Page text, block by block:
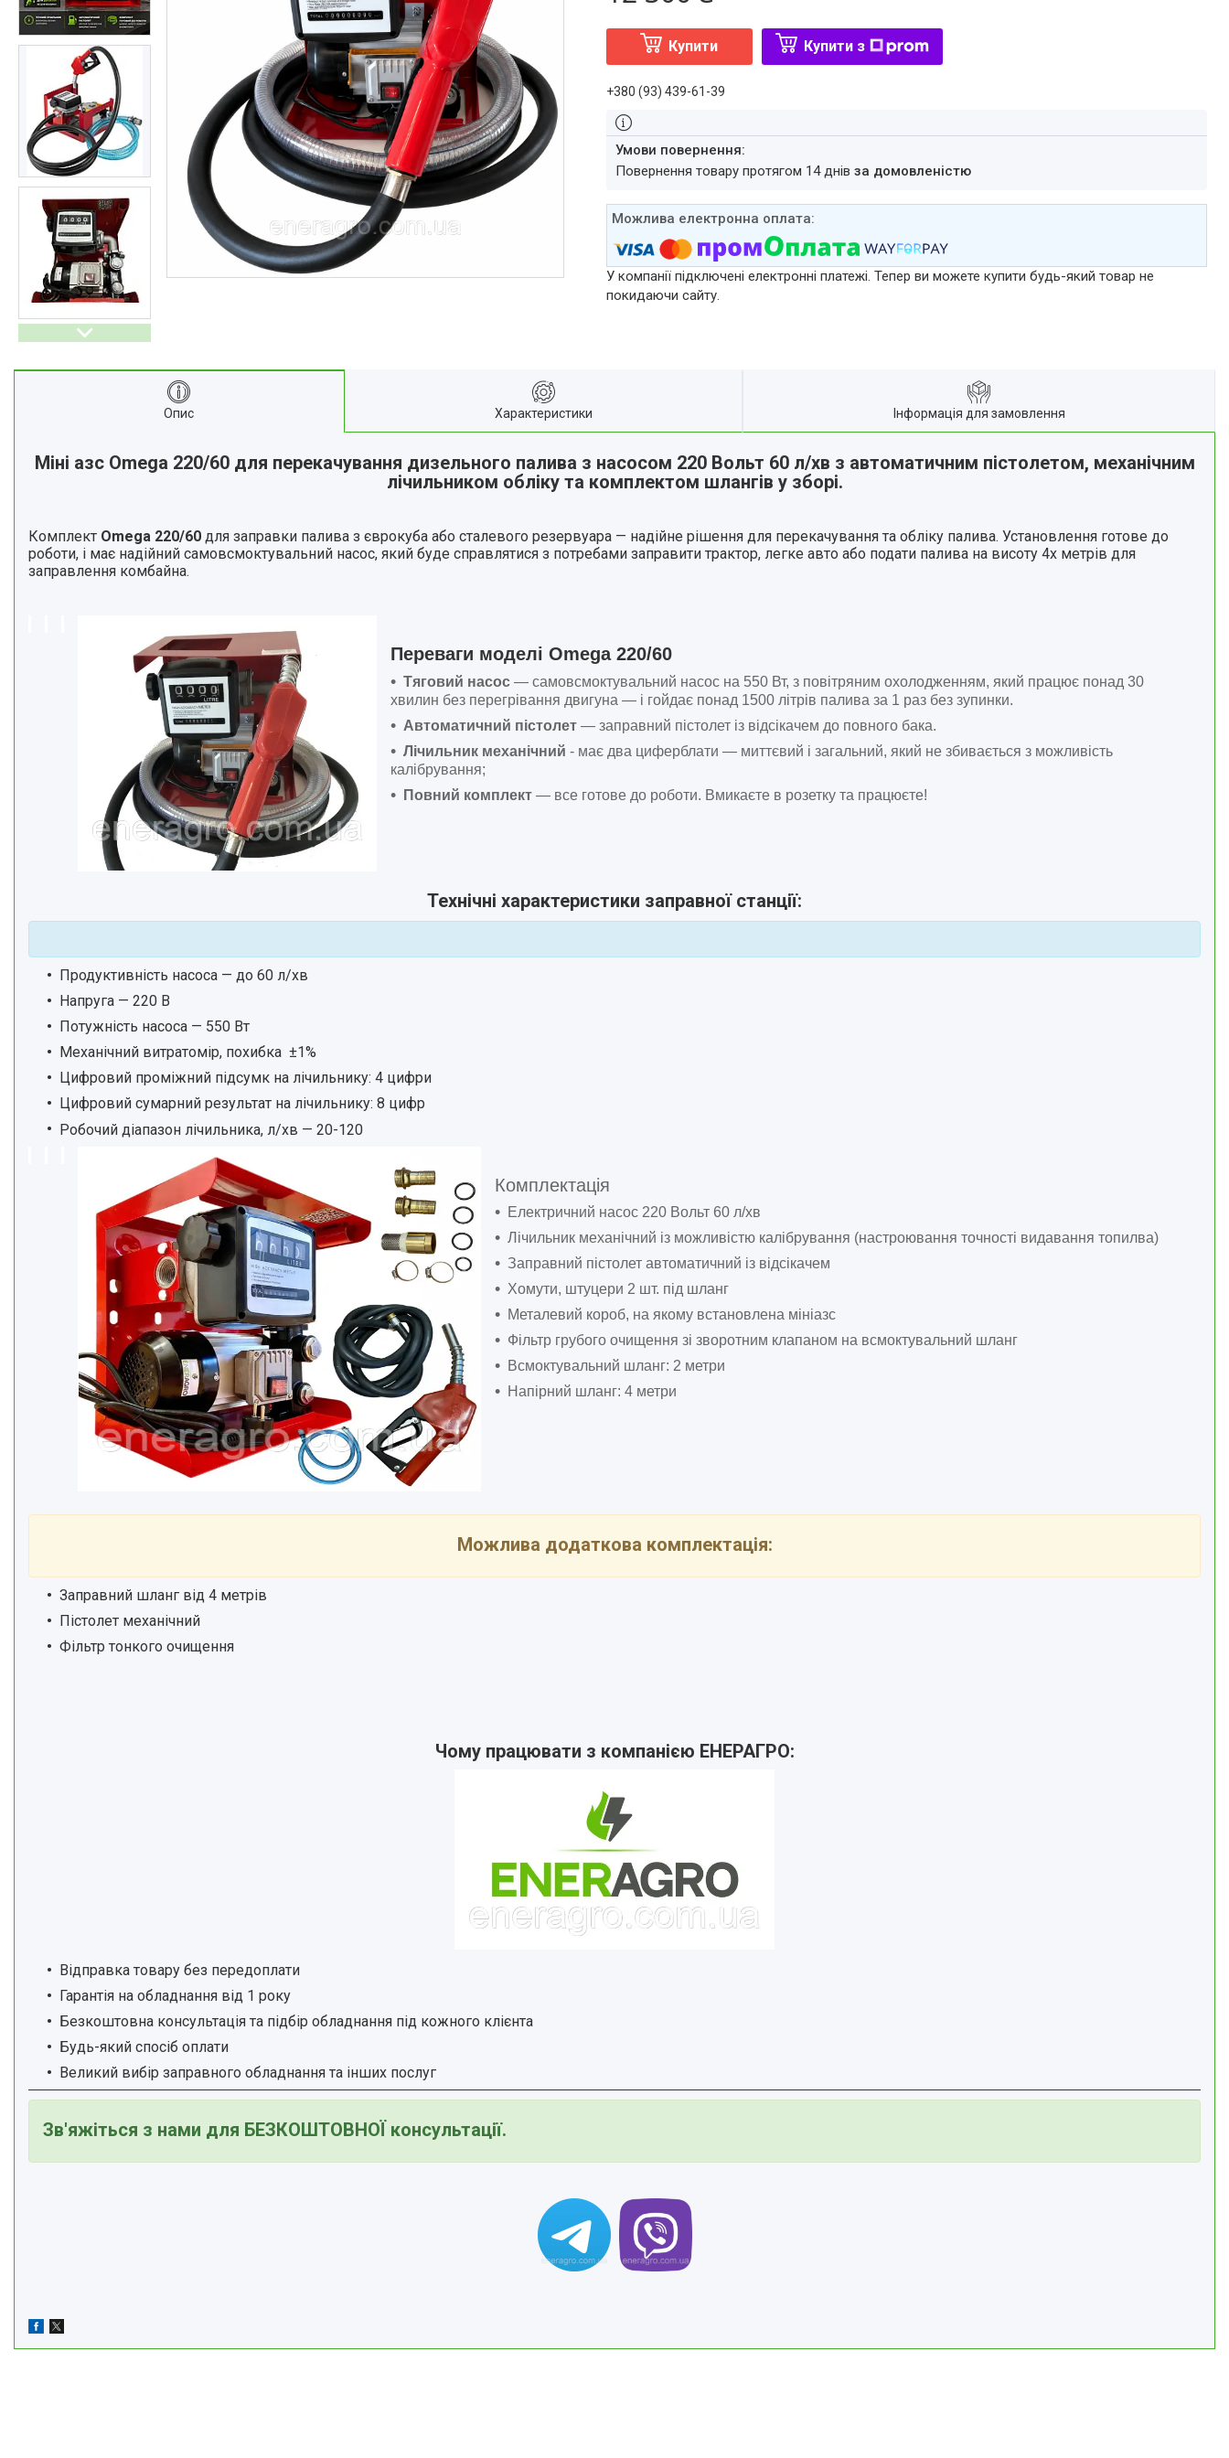
Купити Купити з
+380 (93) 439-61-39
повернення товару протягом 14 днів за домовленістю
У компанії підключені електронні платежі. Тепер ви можете купити будь-який товар не
покидаючи сайту.
Опис Характеристики Інформація для замовлення
Міні азс Omega 220/60 для перекачування дизельного палива з насосом 220 Вольт 60 л/хв з автоматичним пістолетом, механічним
лічильником обліку та комплектом шлангів у зборі.
Комплект Omega 220/60 для заправки палива з єврокуба або сталевого резервуара — надійне рішення для перекачування та обліку палива. Установлення готове до
роботи, і має надійний самовсмоктувальний насос, який буде справлятися з потребами заправити трактор, легке авто або подати палива на висоту 4х метрів для
заправлення комбайна.
Переваги моделі Omega 220/60
Тяговий насос — самовсмоктувальний насос на 550 Вт, з повітряним охолодженням, який працює понад 30
хвилин без перегрівання двигуна — і гойдає понад 1500 літрів палива за 1 раз без зупинки.
Автоматичний пістолет — заправний пістолет із відсікачем до повного бака.
Лічильник механічний - має два циферблати — миттєвий і загальний, який не збивається з можливість
калібрування;
Повний комплект — все готове до роботи. Вмикаєте в розетку та працюєте!
Технічні характеристики заправної станції:
Продуктивність насоса — до 60 л/хв
Напруга — 220 В
Потужність насоса — 550 Вт
Механічний витратомір, похибка ±1%
Цифровий проміжний підсумк на лічильнику: 4 цифри
Цифровий сумарний результат на лічильнику: 8 цифр
Робочий діапазон лічильника, л/хв — 20-120
Комплектація
Електричний насос 220 Вольт 60 л/хв
Лічильник механічний із можливістю калібрування (настроювання точності видавання топилва)
Заправний пістолет автоматичний із відсікачем
Хомути, штуцери 2 шт. під шланг
Металевий короб, на якому встановлена мініазс
Фільтр грубого очищення зі зворотним клапаном на всмоктувальний шланг
Всмоктувальний шланг: 2 метри
Напірний шланг: 4 метри
Можлива додаткова комплектація:
Заправний шланг від 4 метрів
Пістолет механічний
Фільтр тонкого очищення
Чому працювати з компанією ЕНЕРАГРО:
Відправка товару без передоплати
Гарантія на обладнання від 1 року
Безкоштовна консультація та підбір обладнання під кожного клієнта
Будь-який спосіб оплати
Великий вибір заправного обладнання та інших послуг
Зв'яжіться з нами для БЕЗКОШТОВНОЇ консультації.